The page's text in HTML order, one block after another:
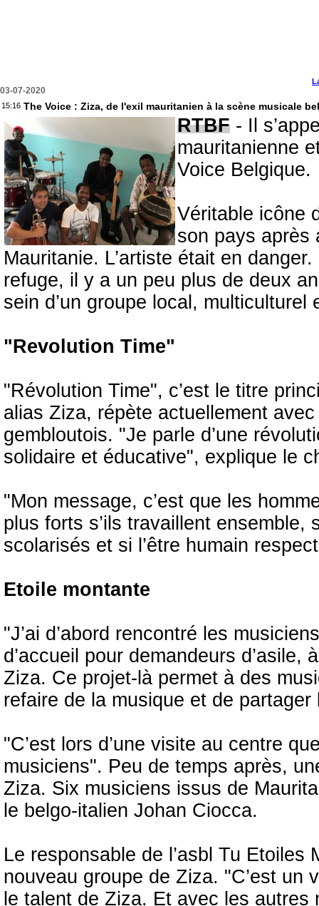
03-07-2020
15:16 The Voice : Ziza, de l'exil mauritanien à la scène musicale
RTBF - Il
mauritanienne
Voice Belgique.
Véritable icône
son pays après
Mauritanie. L’artiste était en
refuge, il y a un peu plus de deux
sein d’un groupe local, multiculturel
"Revolution Time"
"Révolution Time", c’est le titre
alias Ziza, répète actuellement
gembloutois. "Je parle d’une
solidaire et éducative", explique le
"Mon message, c’est que les
plus forts s’ils travaillent ensemble,
scolarisés et si l’être humain
Etoile montante
"J’ai d’abord rencontré les
d’accueil pour demandeurs
Ziza. Ce projet-là permet à des
refaire de la musique et de
"C’est lors d’une visite au centre
musiciens". Peu de temps après,
Ziza. Six musiciens issus de
le belgo-italien Johan Ciocca.
Le responsable de l’asbl Tu
nouveau groupe de Ziza. "C’est un
le talent de Ziza. Et avec les